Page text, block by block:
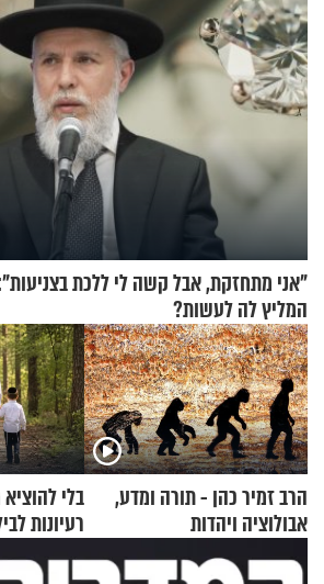
"אני מתחזקת, אבל קשה לי ללכת
המליץ לה לעשות?
הרב זמיר כהן - תורה ומדע,
אבולוציה ויהדות
רעיונות
כמעט